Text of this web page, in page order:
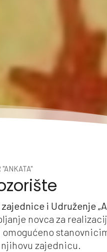
i Udruženje
novca za
zajednicu.